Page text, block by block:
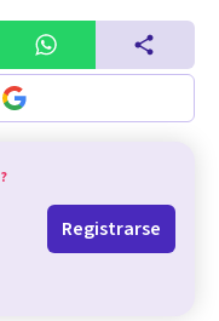
?
Registrarse